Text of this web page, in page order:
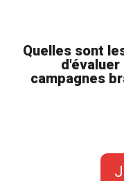
Quelles sont
campagnes